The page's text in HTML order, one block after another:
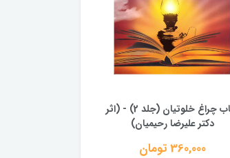
کتاب چراغ خلوتیان (جلد 2) - (اثر
دكتر علیرضا رحیمیان)
360,000 تومان